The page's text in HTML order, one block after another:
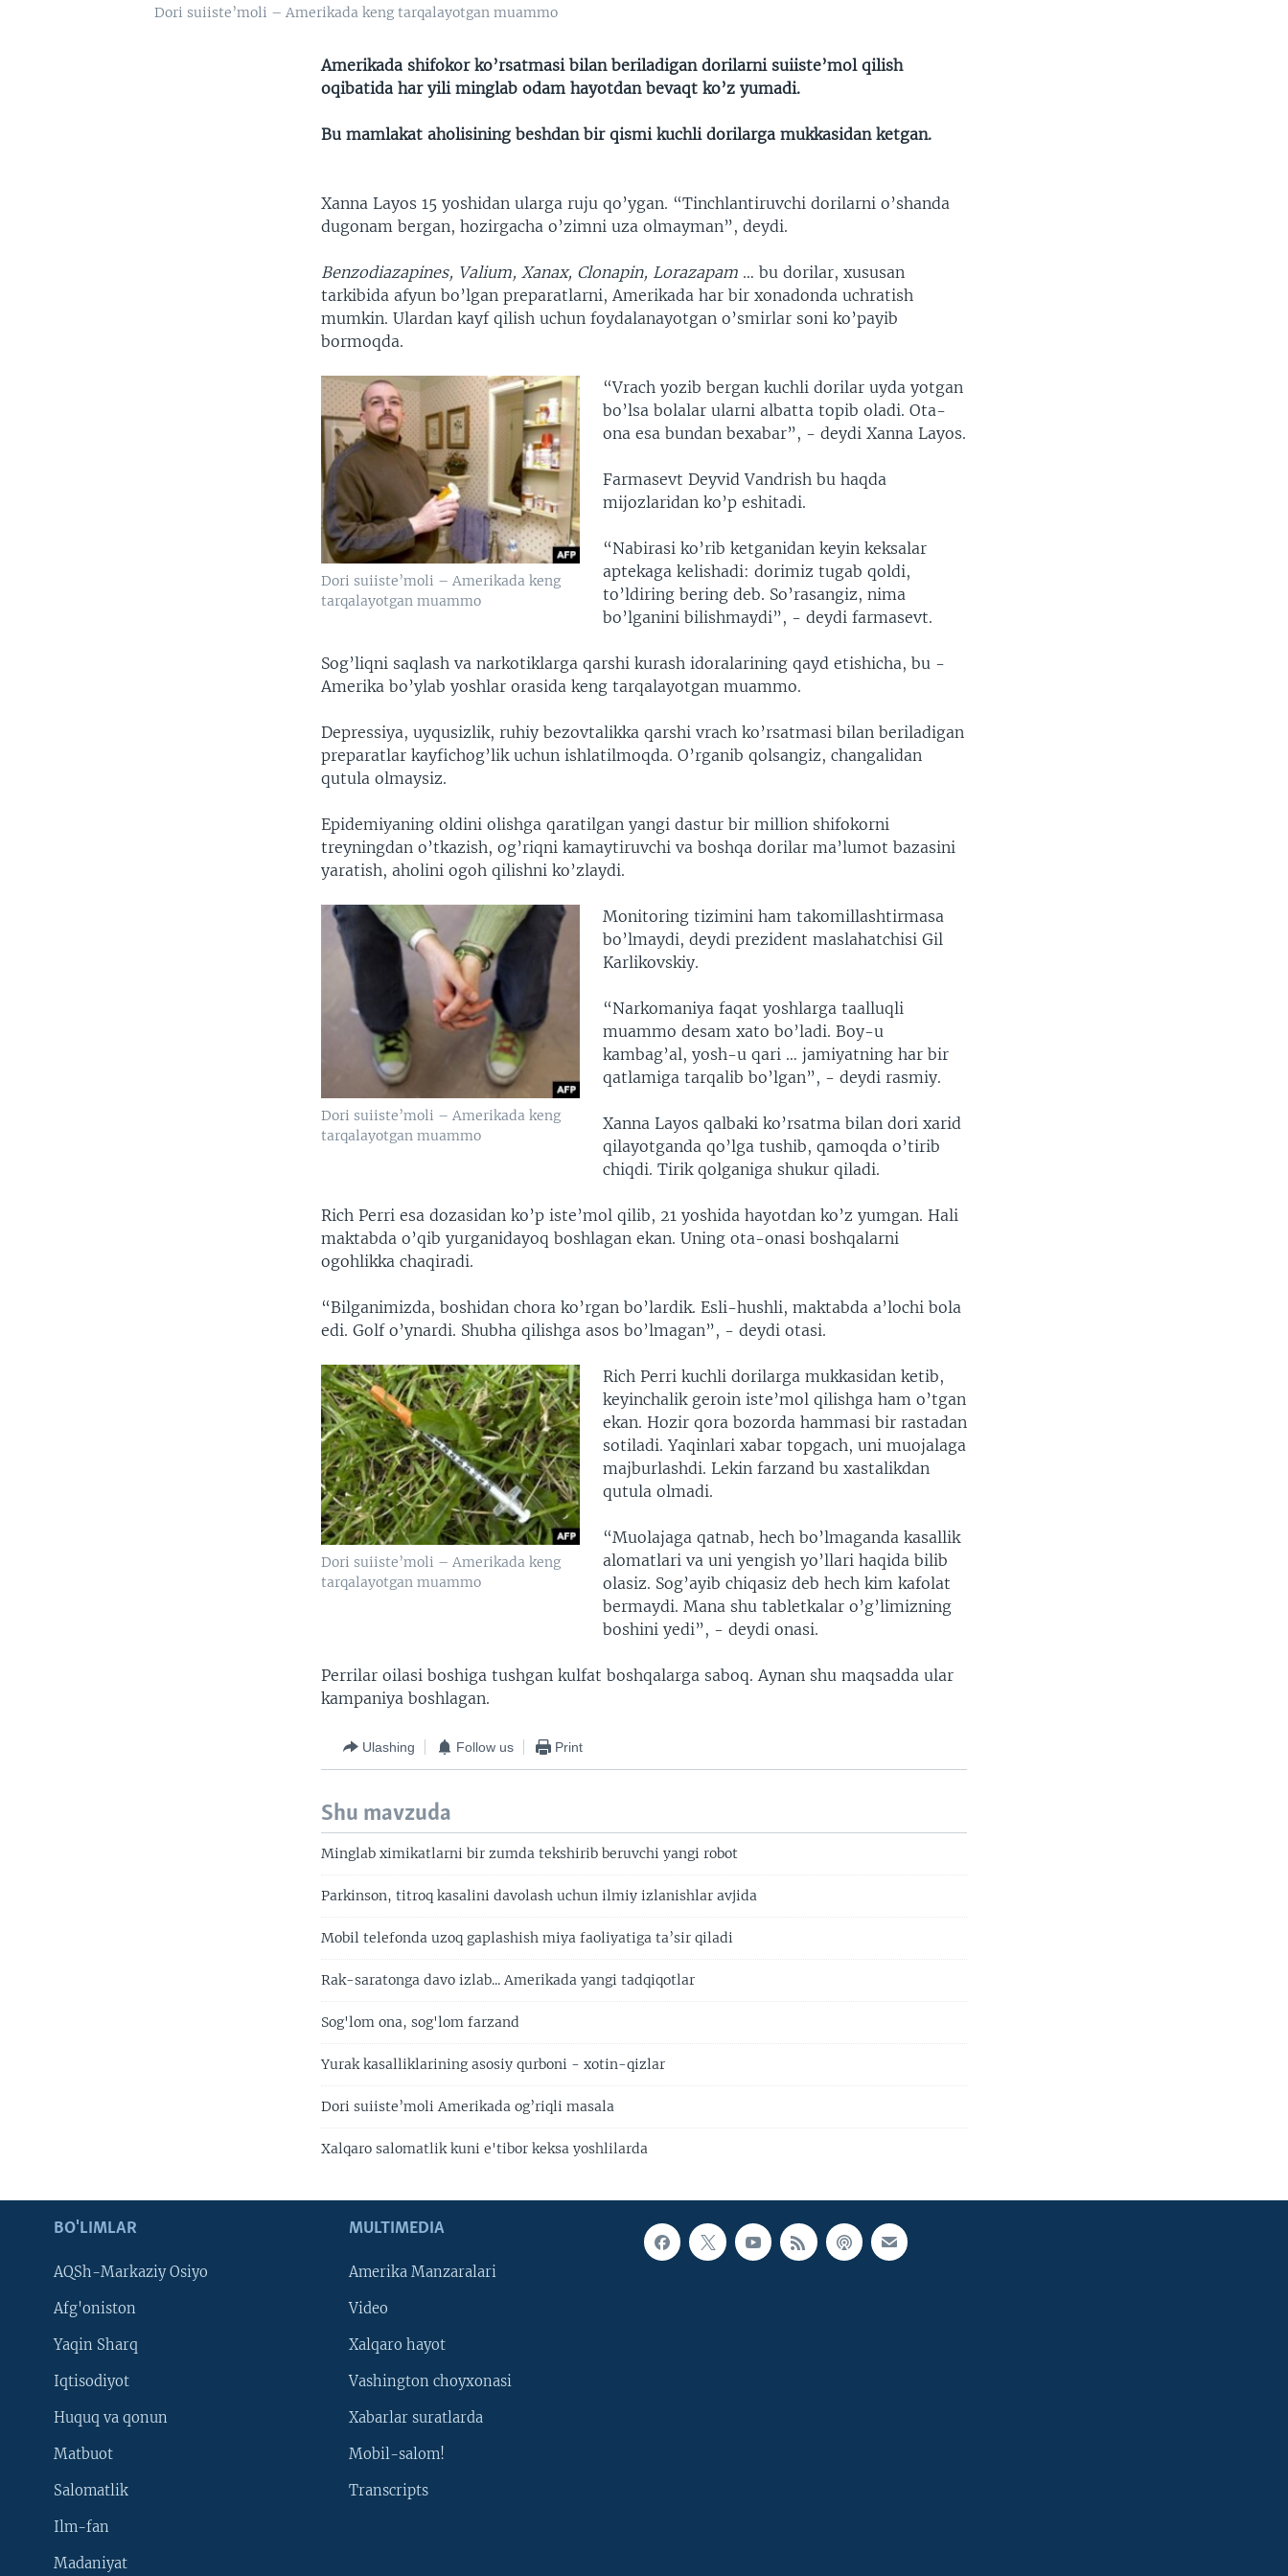
Dori suiiste’moli – Amerikada keng tarqalayotgan muammo
Amerikada shifokor ko’rsatmasi bilan beriladigan dorilarni suiiste’mol qilish
oqibatida har yili minglab odam hayotdan bevaqt ko’z yumadi.
Bu mamlakat aholisining beshdan bir qismi kuchli dorilarga mukkasidan ketgan.
Xanna Layos 15 yoshidan ularga ruju qo’ygan. “Tinchlantiruvchi dorilarni o’shanda
dugonam bergan, hozirgacha o’zimni uza olmayman”, deydi.
Benzodiazapines, Valium, Xanax, Clonapin, Lorazapam … bu dorilar, xususan
tarkibida afyun bo’lgan preparatlarni, Amerikada har bir xonadonda uchratish
mumkin. Ulardan kayf qilish uchun foydalanayotgan o’smirlar soni ko’payib
bormoqda.
Dori suiiste’moli – Amerikada keng
tarqalayotgan muammo
“Vrach yozib bergan kuchli dorilar uyda yotgan
bo’lsa bolalar ularni albatta topib oladi. Ota-
ona esa bundan bexabar”, - deydi Xanna Layos.
Farmasevt Deyvid Vandrish bu haqda
mijozlaridan ko’p eshitadi.
“Nabirasi ko’rib ketganidan keyin keksalar
aptekaga kelishadi: dorimiz tugab qoldi,
to’ldiring bering deb. So’rasangiz, nima
bo’lganini bilishmaydi”, - deydi farmasevt.
Sog’liqni saqlash va narkotiklarga qarshi kurash idoralarining qayd etishicha, bu -
Amerika bo’ylab yoshlar orasida keng tarqalayotgan muammo.
Depressiya, uyqusizlik, ruhiy bezovtalikka qarshi vrach ko’rsatmasi bilan beriladigan
preparatlar kayfichog’lik uchun ishlatilmoqda. O’rganib qolsangiz, changalidan
qutula olmaysiz.
Epidemiyaning oldini olishga qaratilgan yangi dastur bir million shifokorni
treyningdan o’tkazish, og’riqni kamaytiruvchi va boshqa dorilar ma’lumot bazasini
yaratish, aholini ogoh qilishni ko’zlaydi.
Dori suiiste’moli – Amerikada keng
tarqalayotgan muammo
Monitoring tizimini ham takomillashtirmasa
bo’lmaydi, deydi prezident maslahatchisi Gil
Karlikovskiy.
“Narkomaniya faqat yoshlarga taalluqli
muammo desam xato bo’ladi. Boy-u
kambag’al, yosh-u qari … jamiyatning har bir
qatlamiga tarqalib bo’lgan”, - deydi rasmiy.
Xanna Layos qalbaki ko’rsatma bilan dori xarid
qilayotganda qo’lga tushib, qamoqda o’tirib
chiqdi. Tirik qolganiga shukur qiladi.
Rich Perri esa dozasidan ko’p iste’mol qilib, 21 yoshida hayotdan ko’z yumgan. Hali
maktabda o’qib yurganidayoq boshlagan ekan. Uning ota-onasi boshqalarni
ogohlikka chaqiradi.
“Bilganimizda, boshidan chora ko’rgan bo’lardik. Esli-hushli, maktabda a’lochi bola
edi. Golf o’ynardi. Shubha qilishga asos bo’lmagan”, - deydi otasi.
Dori suiiste’moli – Amerikada keng
tarqalayotgan muammo
Rich Perri kuchli dorilarga mukkasidan ketib,
keyinchalik geroin iste’mol qilishga ham o’tgan
ekan. Hozir qora bozorda hammasi bir rastadan
sotiladi. Yaqinlari xabar topgach, uni muojalaga
majburlashdi. Lekin farzand bu xastalikdan
qutula olmadi.
“Muolajaga qatnab, hech bo’lmaganda kasallik
alomatlari va uni yengish yo’llari haqida bilib
olasiz. Sog’ayib chiqasiz deb hech kim kafolat
bermaydi. Mana shu tabletkalar o’g’limizning
boshini yedi”, - deydi onasi.
Perrilar oilasi boshiga tushgan kulfat boshqalarga saboq. Aynan shu maqsadda ular
kampaniya boshlagan.
Ulashing Follow us Print
Shu mavzuda
Minglab ximikatlarni bir zumda tekshirib beruvchi yangi robot
Parkinson, titroq kasalini davolash uchun ilmiy izlanishlar avjida
Mobil telefonda uzoq gaplashish miya faoliyatiga ta’sir qiladi
Rak-saratonga davo izlab... Amerikada yangi tadqiqotlar
Sog'lom ona, sog'lom farzand
Yurak kasalliklarining asosiy qurboni - xotin-qizlar
Dori suiiste’moli Amerikada og’riqli masala
Xalqaro salomatlik kuni e'tibor keksa yoshlilarda
BO'LIMLAR
AQSh-Markaziy Osiyo
Afg'oniston
Yaqin Sharq
Iqtisodiyot
Huquq va qonun
Matbuot
Salomatlik
Ilm-fan
Madaniyat
MULTIMEDIA
Amerika Manzaralari
Video
Xalqaro hayot
Vashington choyxonasi
Xabarlar suratlarda
Mobil-salom!
Transcripts